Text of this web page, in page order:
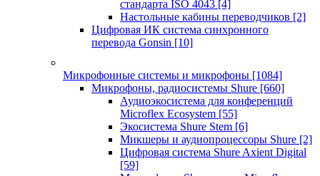
стандарта ISO 4043 [4]
Настольные кабины переводчиков [2]
Цифровая ИК система синхронного
перевода Gonsin [10]
Микрофонные системы и микрофоны [1084]
Микрофоны, радиосистемы Shure [660]
Аудиоэкосистема для конференций
Microflex Ecosystem [55]
Экосистема Shure Stem [6]
Микшеры и аудиопроцессоры Shure [2]
Цифровая система Shure Axient Digital
[59]